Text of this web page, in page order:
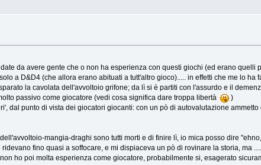
da avere gente che o non ha esperienza con questi giochi (ed erano quelli
a D&D4 (che allora erano abituati a tutt'altro gioco)..... in effetti che me lo ha
la cavolata dell'avvoltoio grifone; da lì si è partiti con l'assurdo e il
passivo come giocatore (vedi cosa significa dare troppa libertà
)
dal punto di vista dei giocatori giocanti: con un pò di autovalutazione
mangia-draghi sono tutti morti e di finire lì, io mica posso dire
fino quasi a soffocare, e mi dispiaceva un pò di rovinare la storia, ma
ho poi molta esperienza come giocatore, probabilmente si, esagerato